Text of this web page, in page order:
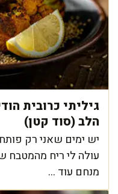
גיליתי כרובית
הלב (סוד קטן)
יש ימים שאני רק
עולה לי ריח
מנחם עוד ...